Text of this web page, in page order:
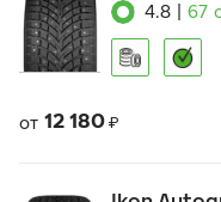
4.8 67
от 12 180 ₽